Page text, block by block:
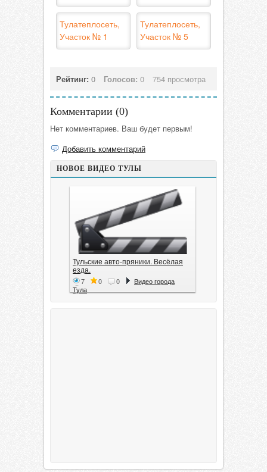
Тулатеплосеть,
Участок № 1
Тулатеплосеть,
Участок № 5
Рейтинг: 0 Голосов: 0 754 просмотра
Комментарии (0)
Нет комментариев. Ваш будет первым!
Добавить комментарий
НОВОЕ ВИДЕО ТУЛЫ
Тульские авто-пряники. Весёлая
езда.
7 0 0
Видео города
Тула